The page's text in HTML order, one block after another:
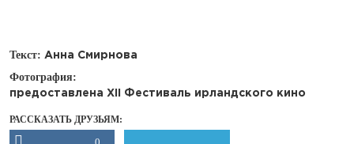
Текст: Анна Смирнова
Фотография:
предоставлена XII Фестиваль ирландского кино
РАССКАЗАТЬ ДРУЗЬЯМ: